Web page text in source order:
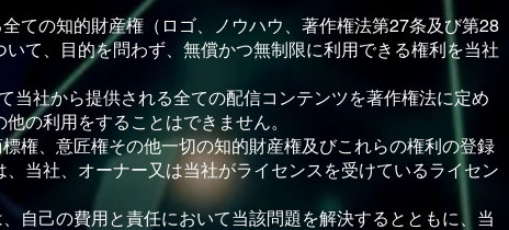
ての知的財産権（ロゴ、ノウハウ、著作権法第27条及び第28
て、⽬的を問わず、無償かつ無制限に利⽤できる権利を当社
当社から提供される全ての配信コンテンツを著作権法に定め
の利⽤をすることはできません。
権、意匠権その他⼀切の知的財産権及びこれらの権利の登録
当社、オーナー⼜は当社がライセンスを受けているライセン
⾃⼰の費⽤と責任において当該問題を解決するとともに、当